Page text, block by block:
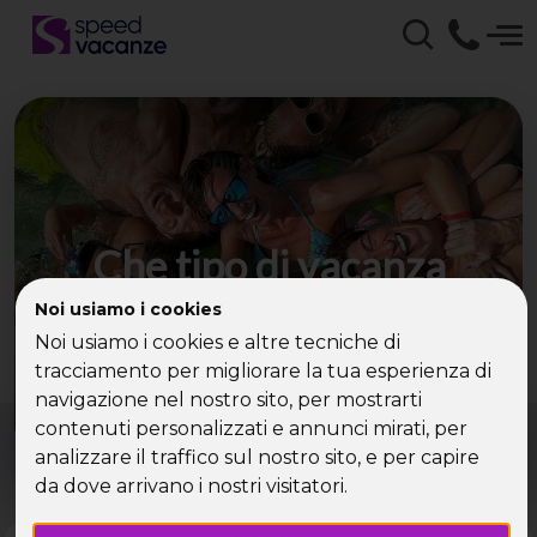
Noi usiamo i cookies
Noi usiamo i cookies e altre tecniche di
tracciamento per migliorare la tua esperienza di
navigazione nel nostro sito, per mostrarti
contenuti personalizzati e annunci mirati, per
analizzare il traffico sul nostro sito, e per capire
da dove arrivano i nostri visitatori.
Che tipo di vacanza
cerchi?
Scegli la tua destinazione tra le diverse proposte
di Speed Vacanze®
Dove? Quando?
Tutto l'anno